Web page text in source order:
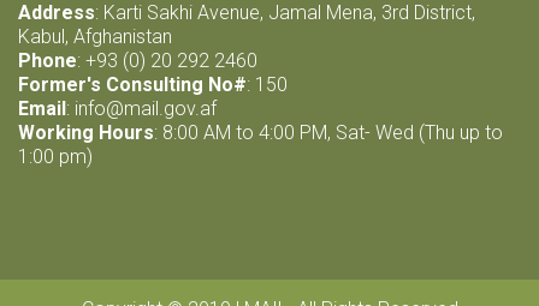
Address: Karti Sakhi Avenue, Jamal Mena, 3rd District,
Kabul, Afghanistan
Phone: +93 (0) 20 292 2460
Former's Consulting No#: 150
Email: info@mail.gov.af
Working Hours: 8:00 AM to 4:00 PM, Sat- Wed (Thu up to
1:00 pm)